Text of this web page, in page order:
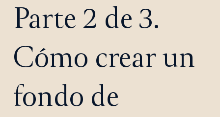
Parte 2 de 3.
Cómo crear un
fondo de